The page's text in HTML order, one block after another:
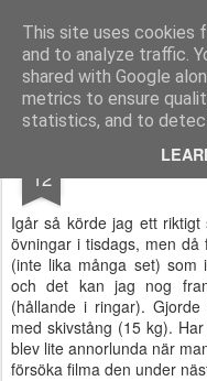
This site uses cookies
and to analyze traffic.
shared with Google
metrics to ensure
statistics, and to
Pages
12
Igår så körde jag ett riktigt
övningar i tisdags, men då
(inte lika många set) som
och det kan jag nog
(hållande i ringar).
med skivstång (15 kg).
blev lite annorlunda när
försöka filma den under